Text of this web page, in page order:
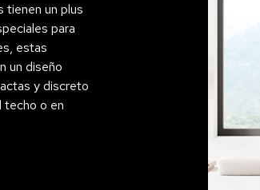
tienen un plus
para
estas
un diseño
y discreto
techo o en